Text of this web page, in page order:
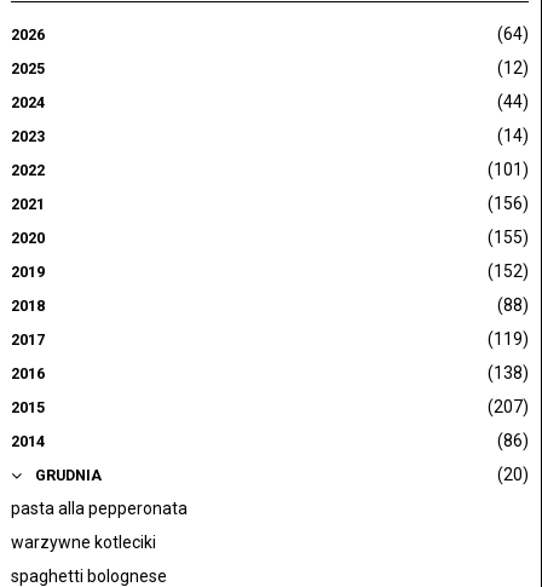
2026 (64)
2025 (12)
2024 (44)
2023 (14)
2022 (101)
2021 (156)
2020 (155)
2019 (152)
2018 (88)
2017 (119)
2016 (138)
2015 (207)
2014 (86)
GRUDNIA
(20)
pasta alla pepperonata
warzywne kotleciki
spaghetti bolognese